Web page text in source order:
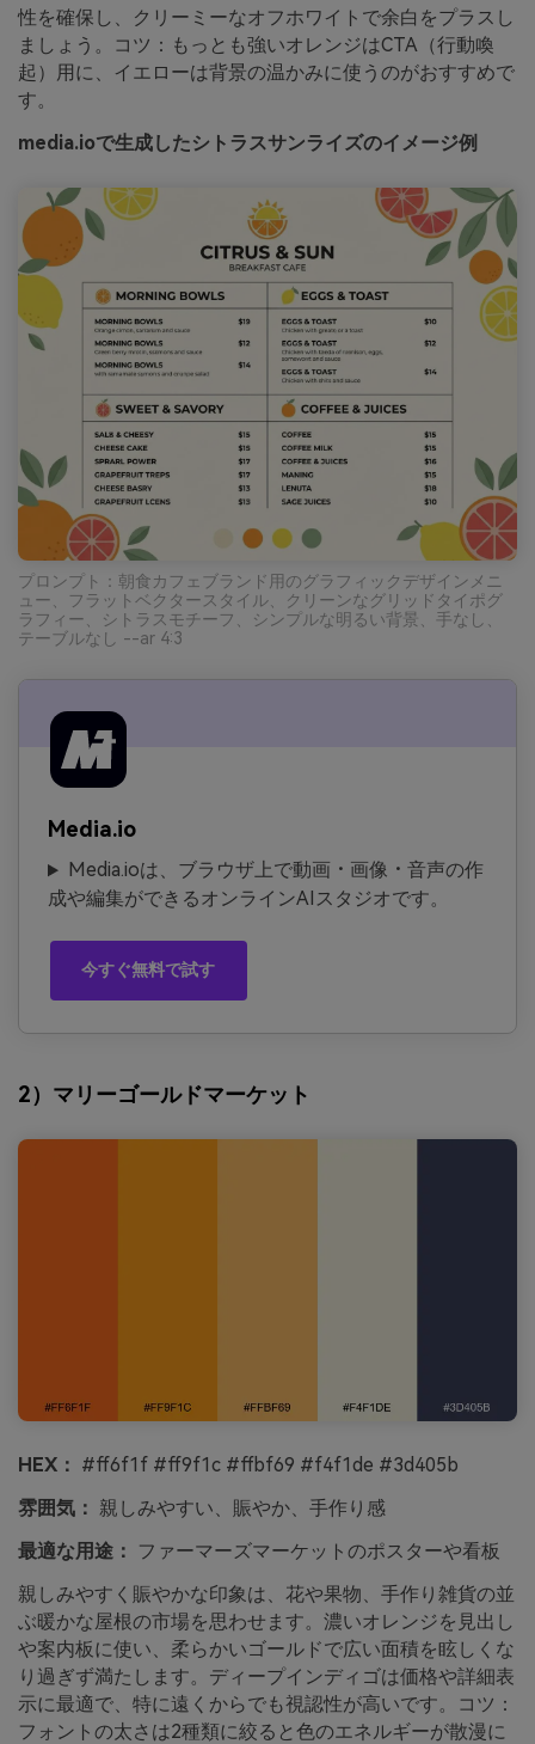
性を確保し、クリーミーなオフホワイトで余白をプラスし
ましょう。コツ：もっとも強いオレンジはCTA（行動喚
起）用に、イエローは背景の温かみに使うのがおすすめで
す。
media.ioで生成したシトラスサンライズのイメージ例
プロンプト：朝食カフェブランド用のグラフィックデザインメニ
ュー、フラットベクタースタイル、クリーンなグリッドタイポグ
ラフィー、シトラスモチーフ、シンプルな明るい背景、手なし、
テーブルなし --ar 4:3
Media.io
Media.ioは、ブラウザ上で動画・画像・音声の作
成や編集ができるオンラインAIスタジオです。
今すぐ無料で試す
2）マリーゴールドマーケット
HEX： #ff6f1f #ff9f1c #ffbf69 #f4f1de #3d405b
雰囲気： 親しみやすい、賑やか、手作り感
最適な用途：
ファーマーズマーケットのポスターや看板
親しみやすく賑やかな印象は、花や果物、手作り雑貨の並
ぶ暖かな屋根の市場を思わせます。濃いオレンジを見出し
や案内板に使い、柔らかいゴールドで広い面積を眩しくな
り過ぎず満たします。ディープインディゴは価格や詳細表
示に最適で、特に遠くからでも視認性が高いです。コツ：
フォントの太さは2種類に絞ると色のエネルギーが散漫に